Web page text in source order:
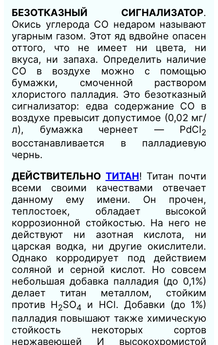
БЕЗОТКАЗНЫЙ СИГНАЛИЗАТОР.
Окись углерода СО недаром называют
угарным газом. Этот яд вдвойне опасен
оттого, что не имеет ни цвета, ни
вкуса, ни запаха. Определить наличие
СО в воздухе можно с помощью
бумажки, смоченной раствором
хлористого палладия. Это безотказный
сигнализатор: едва содержание СО в
воздухе превысит допустимое (0,02 мг/
л), бумажка чернеет — PdCl2
восстанавливается в палладиевую
чернь.
ДЕЙСТВИТЕЛЬНО ТИТАН! Титан почти
всеми своими качествами отвечает
данному ему имени. Он прочен,
теплостоек, обладает высокой
коррозионной стойкостью. На него не
действуют ни азотная кислота, ни
царская водка, ни другие окислители.
Однако корродирует под действием
соляной и серной кислот. Но совсем
небольшая добавка палладия (до 0,1%)
делает титан металлом, стойким
против H2SO4
и НСl. Добавки (до 1%)
палладия повышают также химическую
стойкость некоторых сортов
нержавеющей И высокохромистой